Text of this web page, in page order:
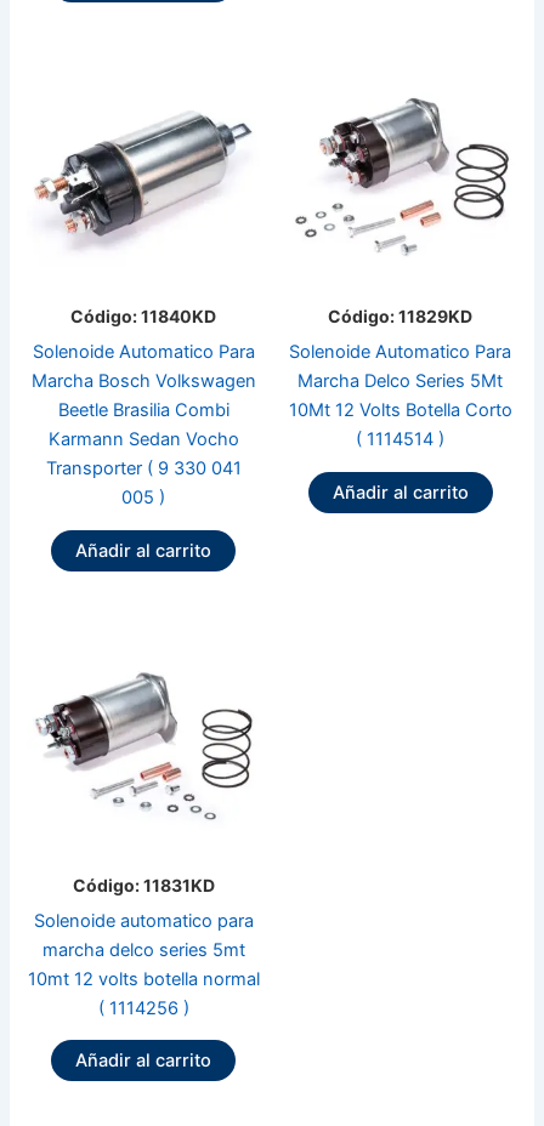
Código: 11840KD
Solenoide Automatico Para
Marcha Bosch Volkswagen
Beetle Brasilia Combi
Karmann Sedan Vocho
Transporter ( 9 330 041
005 )
Añadir al carrito
Código: 11829KD
Solenoide Automatico Para
Marcha Delco Series 5Mt
10Mt 12 Volts Botella Corto
( 1114514 )
Añadir al carrito
Código: 11831KD
Solenoide automatico para
marcha delco series 5mt
10mt 12 volts botella normal
( 1114256 )
Añadir al carrito